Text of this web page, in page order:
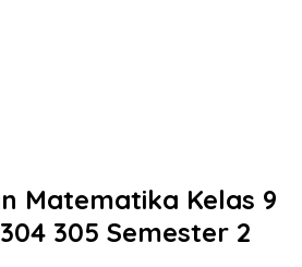
Matematika Kelas 9
305 Semester 2